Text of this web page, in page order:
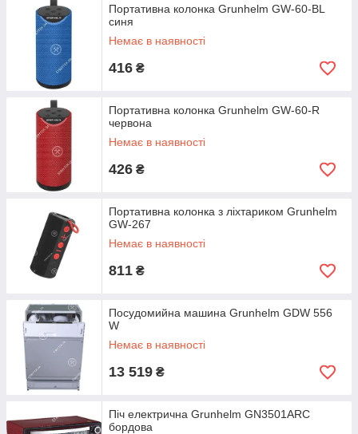
Портативна колонка Grunhelm GW-60-BL
синя
Немає в наявності
416 ₴
Портативна колонка Grunhelm GW-60-R
червона
Немає в наявності
426 ₴
Портативна колонка з ліхтариком Grunhelm
GW-267
Немає в наявності
811 ₴
Посудомийна машина Grunhelm GDW 556
W
Немає в наявності
13 519 ₴
Піч електрична Grunhelm GN3501ARC
бордова